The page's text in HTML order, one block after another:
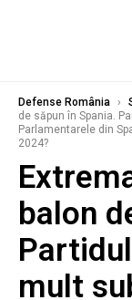
Defense România ›
de săpun în Spania.
Parlamentarele din
2024?
balon
mult